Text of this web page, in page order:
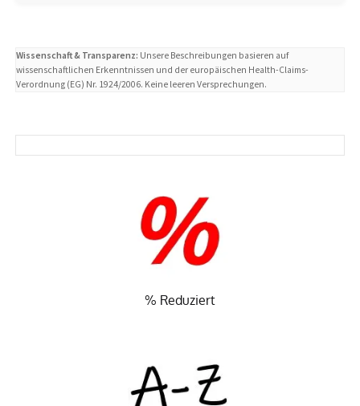
Wissenschaft & Transparenz: Unsere Beschreibungen basieren auf
wissenschaftlichen Erkenntnissen und der europäischen Health-Claims-
Verordnung (EG) Nr. 1924/2006. Keine leeren Versprechungen.
% Reduziert